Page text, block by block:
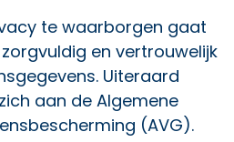
te waarborgen gaat
en vertrouwelijk
Uiteraard
aan de Algemene
(AVG).